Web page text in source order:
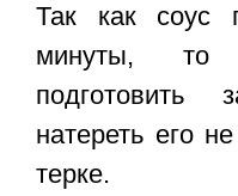
Так как соус
минуты, то
подготовить
натереть его
терке.